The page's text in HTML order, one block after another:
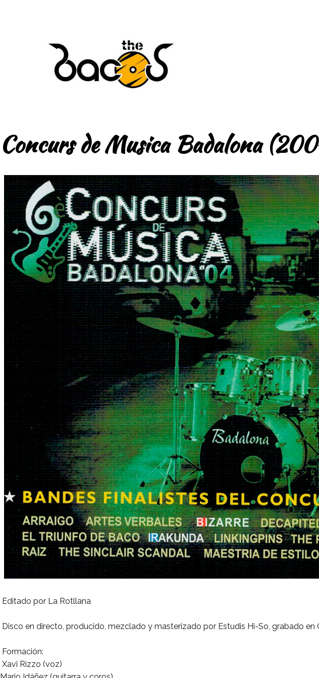
Concurs de Musica Badalona
Editado por La Rotllana
Disco en directo, producido, mezclado y masterizado por Estudis Hi-So, grabado
Formación:
Xavi Rizzo (voz)